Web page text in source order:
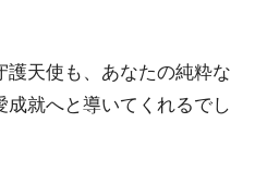
護天使も、あなたの純粋な
就へと導いてくれるでし